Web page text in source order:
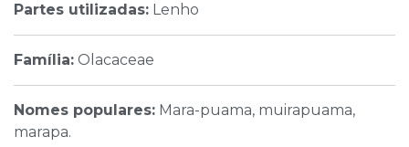
Partes utilizadas: Lenho
Família: Olacaceae
Nomes populares: Mara-puama, muirapuama,
marapa.